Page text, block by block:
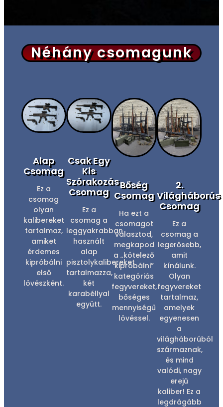
Néhány csomagunk
Alap
Csomag
Ez a
csomag
olyan
kalibereket
tartalmaz,
amiket
érdemes
kipróbálni
első
lövészként.
Csak Egy
Kis
Szórakozás
Csomag
Ez a
csomag a
leggyakrabban
használt
alap
pisztolykalibereket
tartalmazza,
két
karabéllyal
együtt.
Bőség
Csomag
Ha ezt a
csomagot
választod,
megkapod
a „kötelező
kipróbálni”
kategóriás
fegyvereket,
bőséges
mennyiségű
lövéssel.
2.
Világháborús
Csomag
Ez a
csomag a
legerősebb,
amit
kínálunk.
Olyan
fegyvereket
tartalmaz,
amelyek
egyenesen
a
világháborúból
származnak,
és mind
valódi, nagy
erejű
kaliber! Ez a
legdrágább